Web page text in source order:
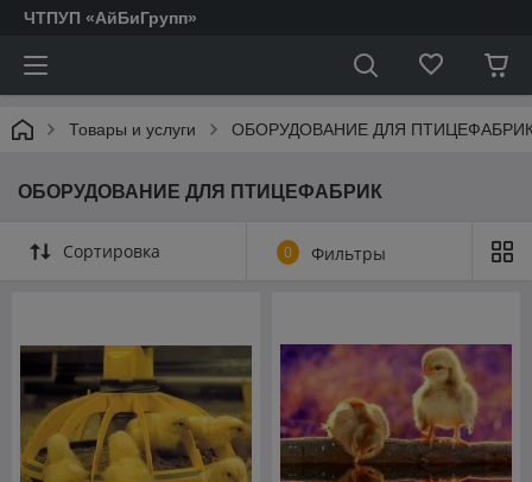
ЧТПУП «АйБиГрупп»
Товары и услуги ОБОРУДОВАНИЕ ДЛЯ
ОБОРУДОВАНИЕ ДЛЯ ПТИЦЕФАБРИК
Сортировка 0 Фильтры